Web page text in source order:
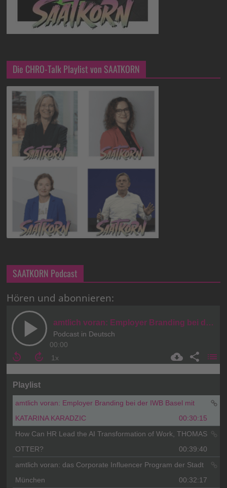
Die CHRO-Talk Playlist von SAATKORN
SAATKORN Podcast
Hören und abonnieren: